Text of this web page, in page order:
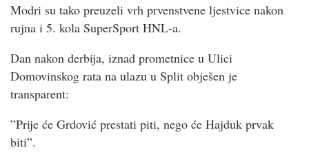
Modri su tako preuzeli vrh prvenstvene ljestvice nakon
rujna i 5. kola SuperSport HNL-a.
Dan nakon derbija, iznad prometnice u Ulici
Domovinskog rata na ulazu u Split obješen je
transparent:
”Prije će Grdović prestati piti, nego će Hajduk prvak
biti”.